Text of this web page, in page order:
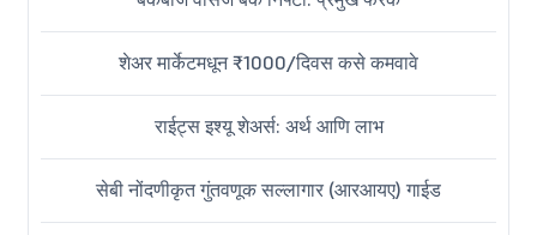
शेअर मार्केटमधून ₹1000/दिवस कसे कमवावे
राईट्स इश्यू शेअर्स: अर्थ आणि लाभ
सेबी नोंदणीकृत गुंतवणूक सल्लागार (आरआयए) गाईड